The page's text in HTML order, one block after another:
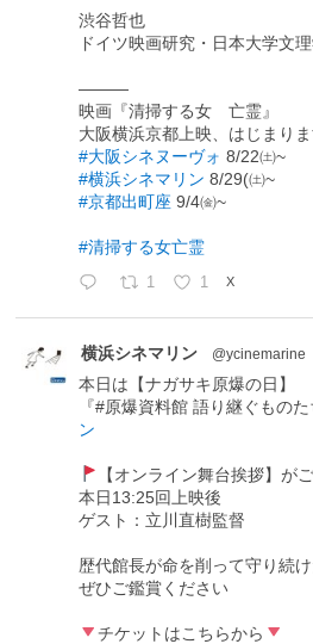
渋谷哲也
ドイツ映画研究・日本大学文
―――
映画『清掃する女 亡霊』
大阪横浜京都上映、はじまりま
#大阪シネヌーヴォ 8/22㈯~
#横浜シネマリン 8/29(㈯~
#京都出町座 9/4㈮~
#清掃する女亡霊
1 1 X
横浜シネマリン @ycinemarine
本日は【ナガサキ原爆の日】
『#原爆資料館 語り継ぐもの
ン
【オンライン舞台挨拶】が
本日13:25回上映後
ゲスト：立川直樹監督
歴代館長が命を削って守り続
ぜひご鑑賞ください
チケットはこちらから